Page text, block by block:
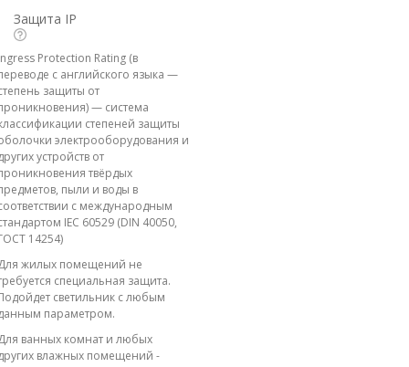
Защита IP
Protection Rating (в
с английского языка —
защиты от
— система
степеней защиты
электрооборудования и
устройств от
твёрдых
пыли и воды в
с международным
IEC 60529 (DIN 40050,
14254)
жилых помещений не
специальная защита.
светильник с любым
параметром.
ванных комнат и любых
влажных помещений -